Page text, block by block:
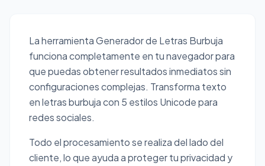
La herramienta Generador de Letras Burbuja
funciona completamente en tu navegador para
que puedas obtener resultados inmediatos sin
configuraciones complejas. Transforma texto
en letras burbuja con 5 estilos Unicode para
redes sociales.
Todo el procesamiento se realiza del lado del
cliente, lo que ayuda a proteger tu privacidad y